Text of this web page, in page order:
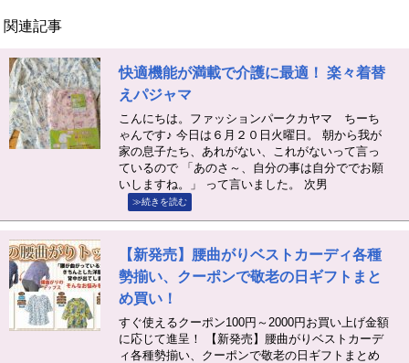
関連記事
快適機能が満載で介護に最適！ 楽々着替
えパジャマ
こんにちは。ファッションパークカヤマ ちーち
ゃんです♪ 今日は６月２０日火曜日。 朝から我が
家の息子たち、あれがない、これがないって言っ
ているので 「あのさ～、自分の事は自分ででお願
いしますね。」 って言いました。 次男
≫続きを読む
【新発売】腰曲がりベストカーディ各種
勢揃い、クーポンで敬老の日ギフトまと
め買い！
すぐ使えるクーポン100円～2000円お買い上げ金額
に応じて進呈！ 【新発売】腰曲がりベストカーデ
ィ各種勢揃い、クーポンで敬老の日ギフトまとめ